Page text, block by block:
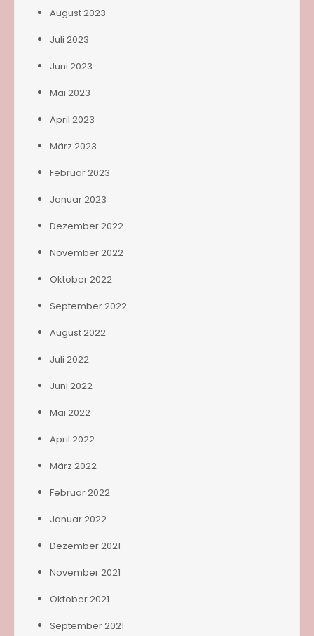
August 2023
Juli 2023
Juni 2023
Mai 2023
April 2023
März 2023
Februar 2023
Januar 2023
Dezember 2022
November 2022
Oktober 2022
September 2022
August 2022
Juli 2022
Juni 2022
Mai 2022
April 2022
März 2022
Februar 2022
Januar 2022
Dezember 2021
November 2021
Oktober 2021
September 2021